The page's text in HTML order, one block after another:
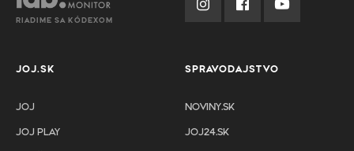
RIADIME SA KÓDEXOM
JOJ.SK
JOJ
JOJ PLAY
SPRAVODAJSTVO
NOVINY.SK
JOJ24.SK